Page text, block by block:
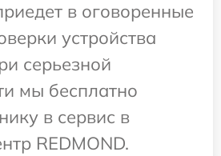
в оговоренные
устройства
серьезной
мы бесплатно
в сервис в
REDMOND.